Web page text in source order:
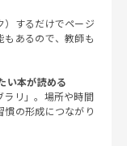
）するだけでページ
もあるので、教師も
い本が読める
ラリ」。場所や時間
慣の形成につながり